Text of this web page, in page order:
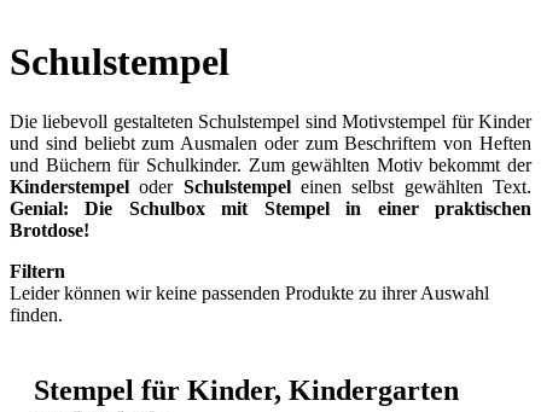
Schulstempel
Die liebevoll gestalteten Schulstempel sind Motivstempel für Kinder
und sind beliebt zum Ausmalen oder zum Beschriftem von Heften
und Büchern für Schulkinder. Zum gewählten Motiv bekommt der
Kinderstempel oder Schulstempeleinen selbst gewählten Text.
Genial: Die Schulbox mit Stempel in einer praktischen
Brotdose!
Filtern
Leider können wir keine passenden Produkte zu ihrer Auswahl
finden.
Stempel für Kinder, Kindergarten